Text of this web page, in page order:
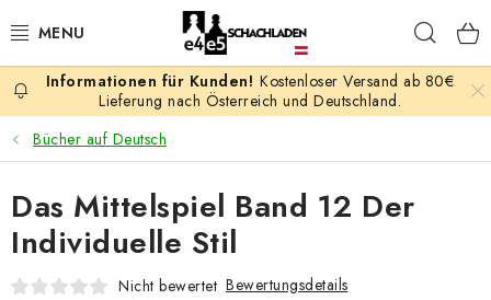
Inhalt
AKTION
SCHACHSPIELE
SCHACHFIGUREN
Kostenloser Versand ab 80€
Lieferung nach Österreich und Deutschland.
Bücher auf Deutsch
Das Mittelspiel Band 12 Der
Individuelle Stil
Nicht bewertet Bewertungsdetails